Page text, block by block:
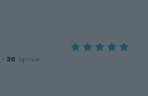
· 36 opinie